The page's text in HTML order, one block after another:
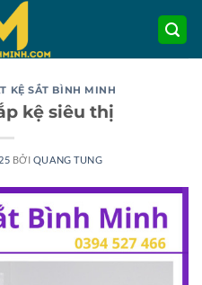
KỆ SẮT BÌNH MINH
kệ siêu thị
BỞI QUANG TUNG